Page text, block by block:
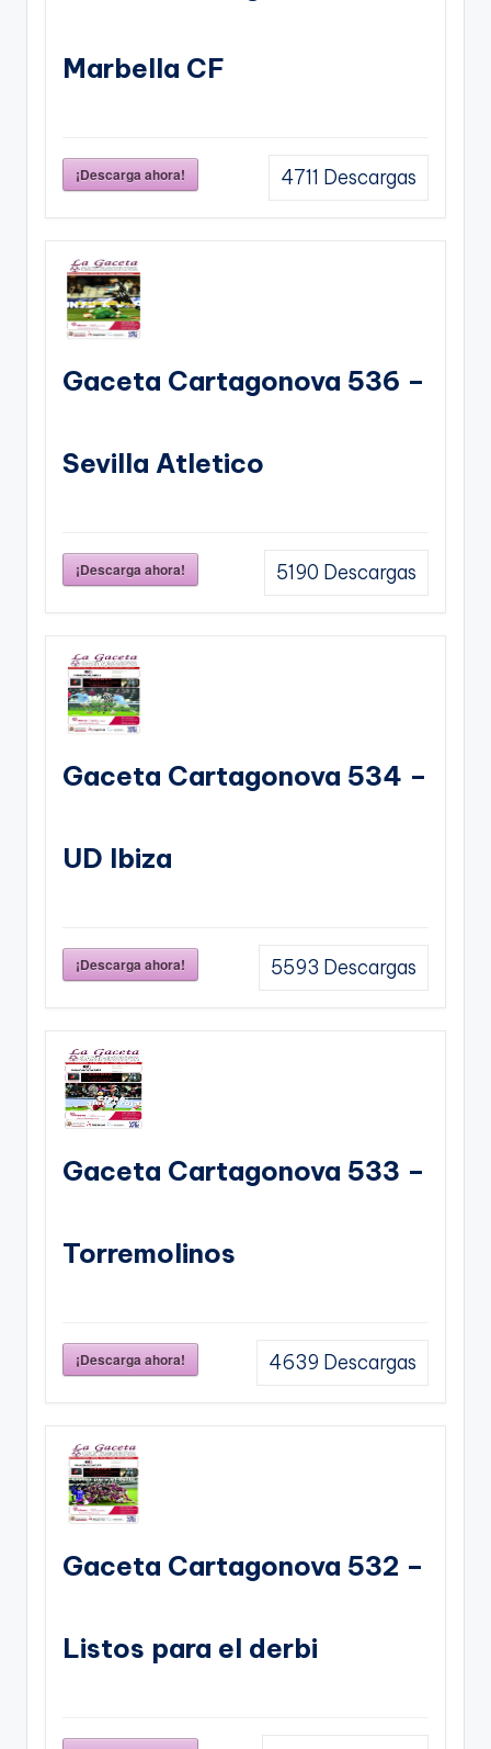
Marbella CF
¡Descarga ahora! 4711 Descargas
Gaceta Cartagonova 536 –
Sevilla Atletico
¡Descarga ahora! 5190 Descargas
Gaceta Cartagonova 534 –
UD Ibiza
¡Descarga ahora! 5593 Descargas
Gaceta Cartagonova 533 –
Torremolinos
¡Descarga ahora! 4639 Descargas
Gaceta Cartagonova 532 –
Listos para el derbi